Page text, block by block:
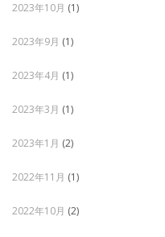
2023年10月 (1)
2023年9月 (1)
2023年4月 (1)
2023年3月 (1)
2023年1月 (2)
2022年11月 (1)
2022年10月 (2)